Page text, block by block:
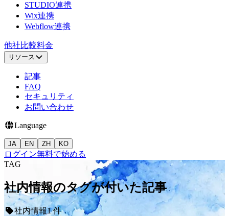
STUDIO連携
Wix連携
Webflow連携
他社比較料金
リソース
記事
FAQ
セキュリティ
お問い合わせ
Language
JA EN ZH KO
ログイン無料で始める
TAG
社内情報のタグが付いた記事
社内情報1 件